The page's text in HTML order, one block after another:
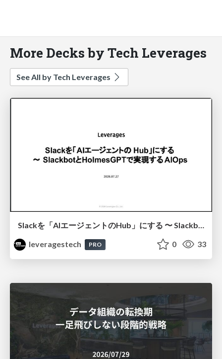
More Decks by Tech Leverages
See All by Tech Leverages
Slackを「AIエージェントのHub」にする 〜 SlackbotとHolmesGPTで実現するAIOps
leveragestech
PRO 0 33